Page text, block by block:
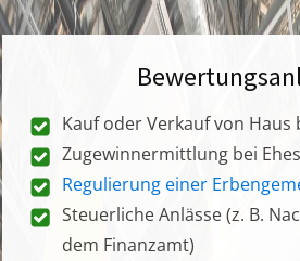
Kauf oder Verkauf von Haus
Zugewinnermittlung bei
Regulierung einer
Steuerliche Anlässe (z. B.
dem Finanzamt)